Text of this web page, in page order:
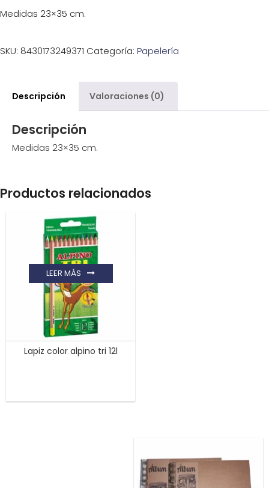
Medidas 23×35 cm.
SKU: 8430173249371 Categoría: Papelería
Descripción Valoraciones (0)
Descripción
Medidas 23×35 cm.
Productos relacionados
Lapiz color alpino tri 12l
LEER MÁS